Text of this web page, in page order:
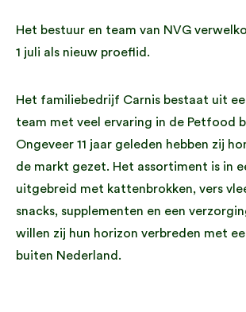
Het bestuur en team van NVG
1 juli als nieuw proeflid.
Het familiebedrijf Carnis bestaat uit
team met veel ervaring in de Petfood
Ongeveer 11 jaar geleden hebben zij
de markt gezet. Het assortiment is in
uitgebreid met kattenbrokken, vers
snacks, supplementen en een
willen zij hun horizon verbreden met
buiten Nederland.